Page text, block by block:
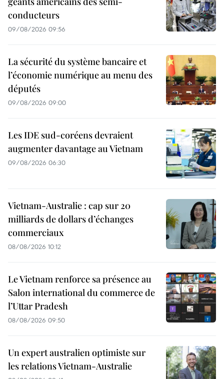
conducteurs
09/08/2026 09:56
La sécurité du système bancaire et
l’économie numérique au menu des
députés
09/08/2026 09:00
Les IDE sud-coréens devraient
augmenter davantage au Vietnam
09/08/2026 06:30
Vietnam-Australie : cap sur 20
milliards de dollars d’échanges
commerciaux
08/08/2026 10:12
Le Vietnam renforce sa présence au
Salon international du commerce de
l’Uttar Pradesh
08/08/2026 09:50
Un expert australien optimiste sur
les relations Vietnam-Australie